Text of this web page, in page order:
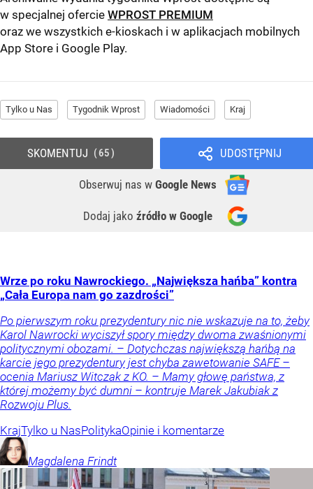
w specjalnej ofercie WPROST PREMIUM
oraz we wszystkich e-kioskach i w aplikacjach mobilnych
App Store i Google Play.
Tylko u Nas Tygodnik Wprost Wiadomości Kraj
UDOSTĘPNIJ
Obserwuj nas w Google News
Dodaj jako źródło w Google
SKOMENTUJ 65
Wrze po roku Nawrockiego. „Największa hańba” kontra
„Cała Europa nam go zazdrości”
Po pierwszym roku prezydentury nic nie wskazuje na to, żeby
Karol Nawrocki wyciszył spory między dwoma zwaśnionymi
politycznymi obozami. – Dotychczas największą hańbą na
karcie jego prezydentury jest chyba zawetowanie SAFE –
ocenia Mariusz Witczak z KO. – Mamy głowę państwa, z
której możemy być dumni – kontruje Marek Jakubiak z
Rozwoju Plus.
KrajTylko u NasPolitykaOpinie i komentarze
Magdalena Frindt